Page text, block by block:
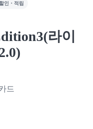
할인・적립
라이
드